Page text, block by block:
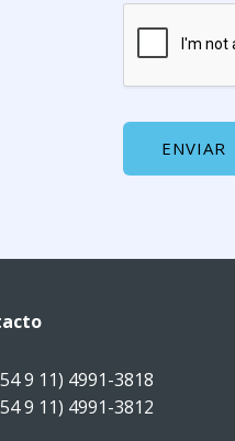
ENVIAR
9 11) 4991-3818
9 11) 4991-3812